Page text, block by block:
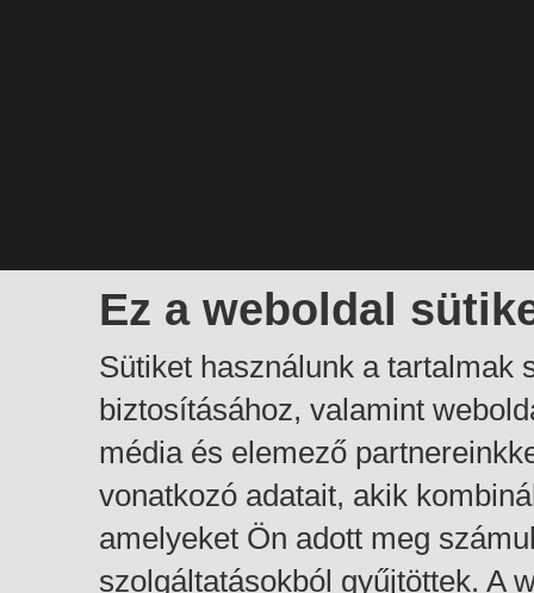
Ez a weboldal
Sütiket használunk a tartalmak
biztosításához, valamint
média és elemező
vonatkozó adatait, akik
amelyeket Ön adott meg
szolgáltatásokból gyűjtöttek. A